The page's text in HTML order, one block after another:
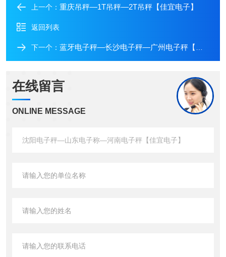
上一个： 重庆吊秤—1T吊秤—2T吊秤【佳宜电子】
返回列表
下一个： 蓝牙电子秤—长沙电子秤—广州电子秤【佳宜电子】
在线留言
ONLINE MESSAGE